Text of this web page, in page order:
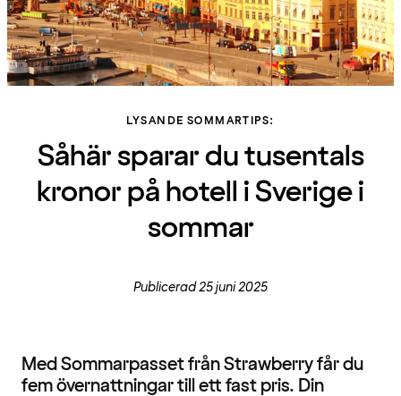
LYSANDE SOMMARTIPS:
Såhär sparar du tusentals
kronor på hotell i Sverige i
sommar
Publicerad 25 juni 2025
Med Sommarpasset från Strawberry får du
fem övernattningar till ett fast pris. Din